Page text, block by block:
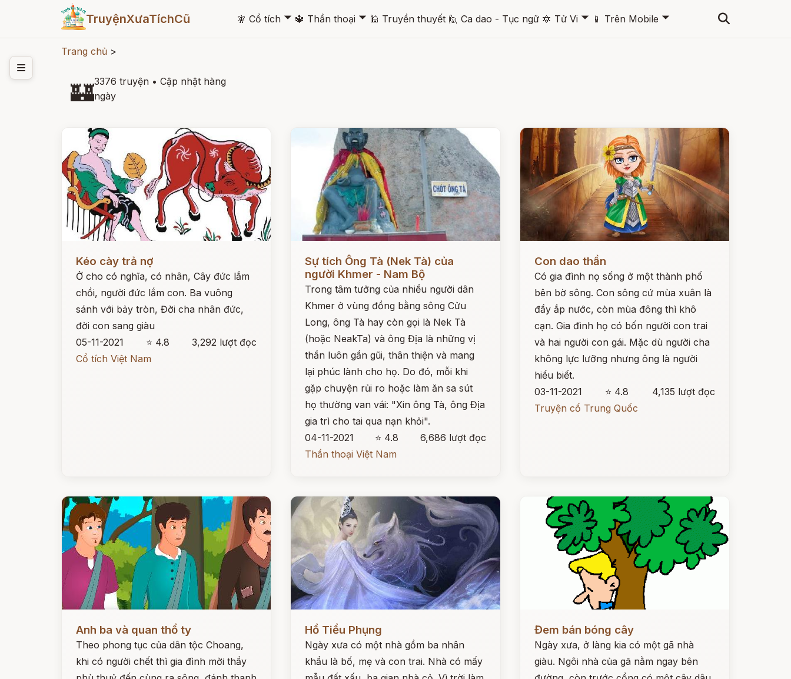
TruyệnXưaTíchCũ 🧚 Cổ tích 🞃 🔱 Thần thoại 🞃 🕌 Truyền thuyết 🙋 Ca dao - Tục ngữ 🔯 Tử Vi 🞃 📱 Trên Mobile 🞃
Trang chủ >
🏰3376 truyện • Cập nhật hàng
ngày
Kéo cày trả nợ
Ở cho có nghĩa, có nhân, Cây đức lắm
chồi, người đức lắm con. Ba vuông
sánh với bảy tròn, Đời cha nhân đức,
đời con sang giàu
05-11-2021
⭐ 4.8
3,292 lượt đọc
Cổ tích Việt Nam
Sự tích Ông Tà (Nek Tà) của
người Khmer - Nam Bộ
Trong tâm tưởng của nhiều người dân
Khmer ở vùng đồng bằng sông Cửu
Long, ông Tà hay còn gọi là Nek Tà
(hoặc NeakTa) và ông Địa là những vị
thần luôn gần gũi, thân thiện và mang
lại phúc lành cho họ. Do đó, mỗi khi
gặp chuyện rủi ro hoặc làm ăn sa sút
họ thường van vái: "Xin ông Tà, ông Địa
gia trì cho tai qua nạn khỏi".
04-11-2021
⭐ 4.8
6,686 lượt đọc
Thần thoại Việt Nam
Con dao thần
Có gia đình nọ sống ở một thành phố
bên bờ sông. Con sông cứ mùa xuân là
đầy ắp nước, còn mùa đông thì khô
cạn. Gia đình họ có bốn người con trai
và hai người con gái. Mặc dù người cha
không lực lưỡng nhưng ông là người
hiểu biết.
03-11-2021
⭐ 4.8
4,135 lượt đọc
Truyện cổ Trung Quốc
Anh ba và quan thổ ty
Theo phong tục của dân tộc Choang,
khi có người chết thì gia đình mời thầy
Đọc ngay
Hồ Tiểu Phụng
Ngày xưa có một nhà gồm ba nhân
khẩu là bố, mẹ và con trai. Nhà có mấy
Đem bán bóng cây
Ngày xưa, ở làng kia có một gã nhà
giàu. Ngôi nhà của gã nằm ngay bên